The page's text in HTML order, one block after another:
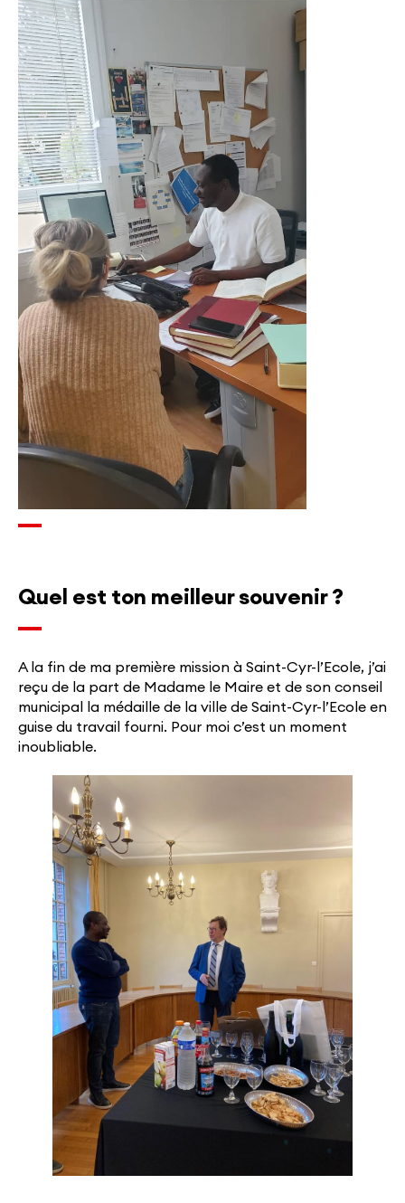
Quel est ton meilleur souvenir ?
A la fin de ma première mission à Saint-Cyr-l’Ecole, j’ai
reçu de la part de Madame le Maire et de son conseil
municipal la médaille de la ville de Saint-Cyr-l’Ecole en
guise du travail fourni. Pour moi c’est un moment
inoubliable.